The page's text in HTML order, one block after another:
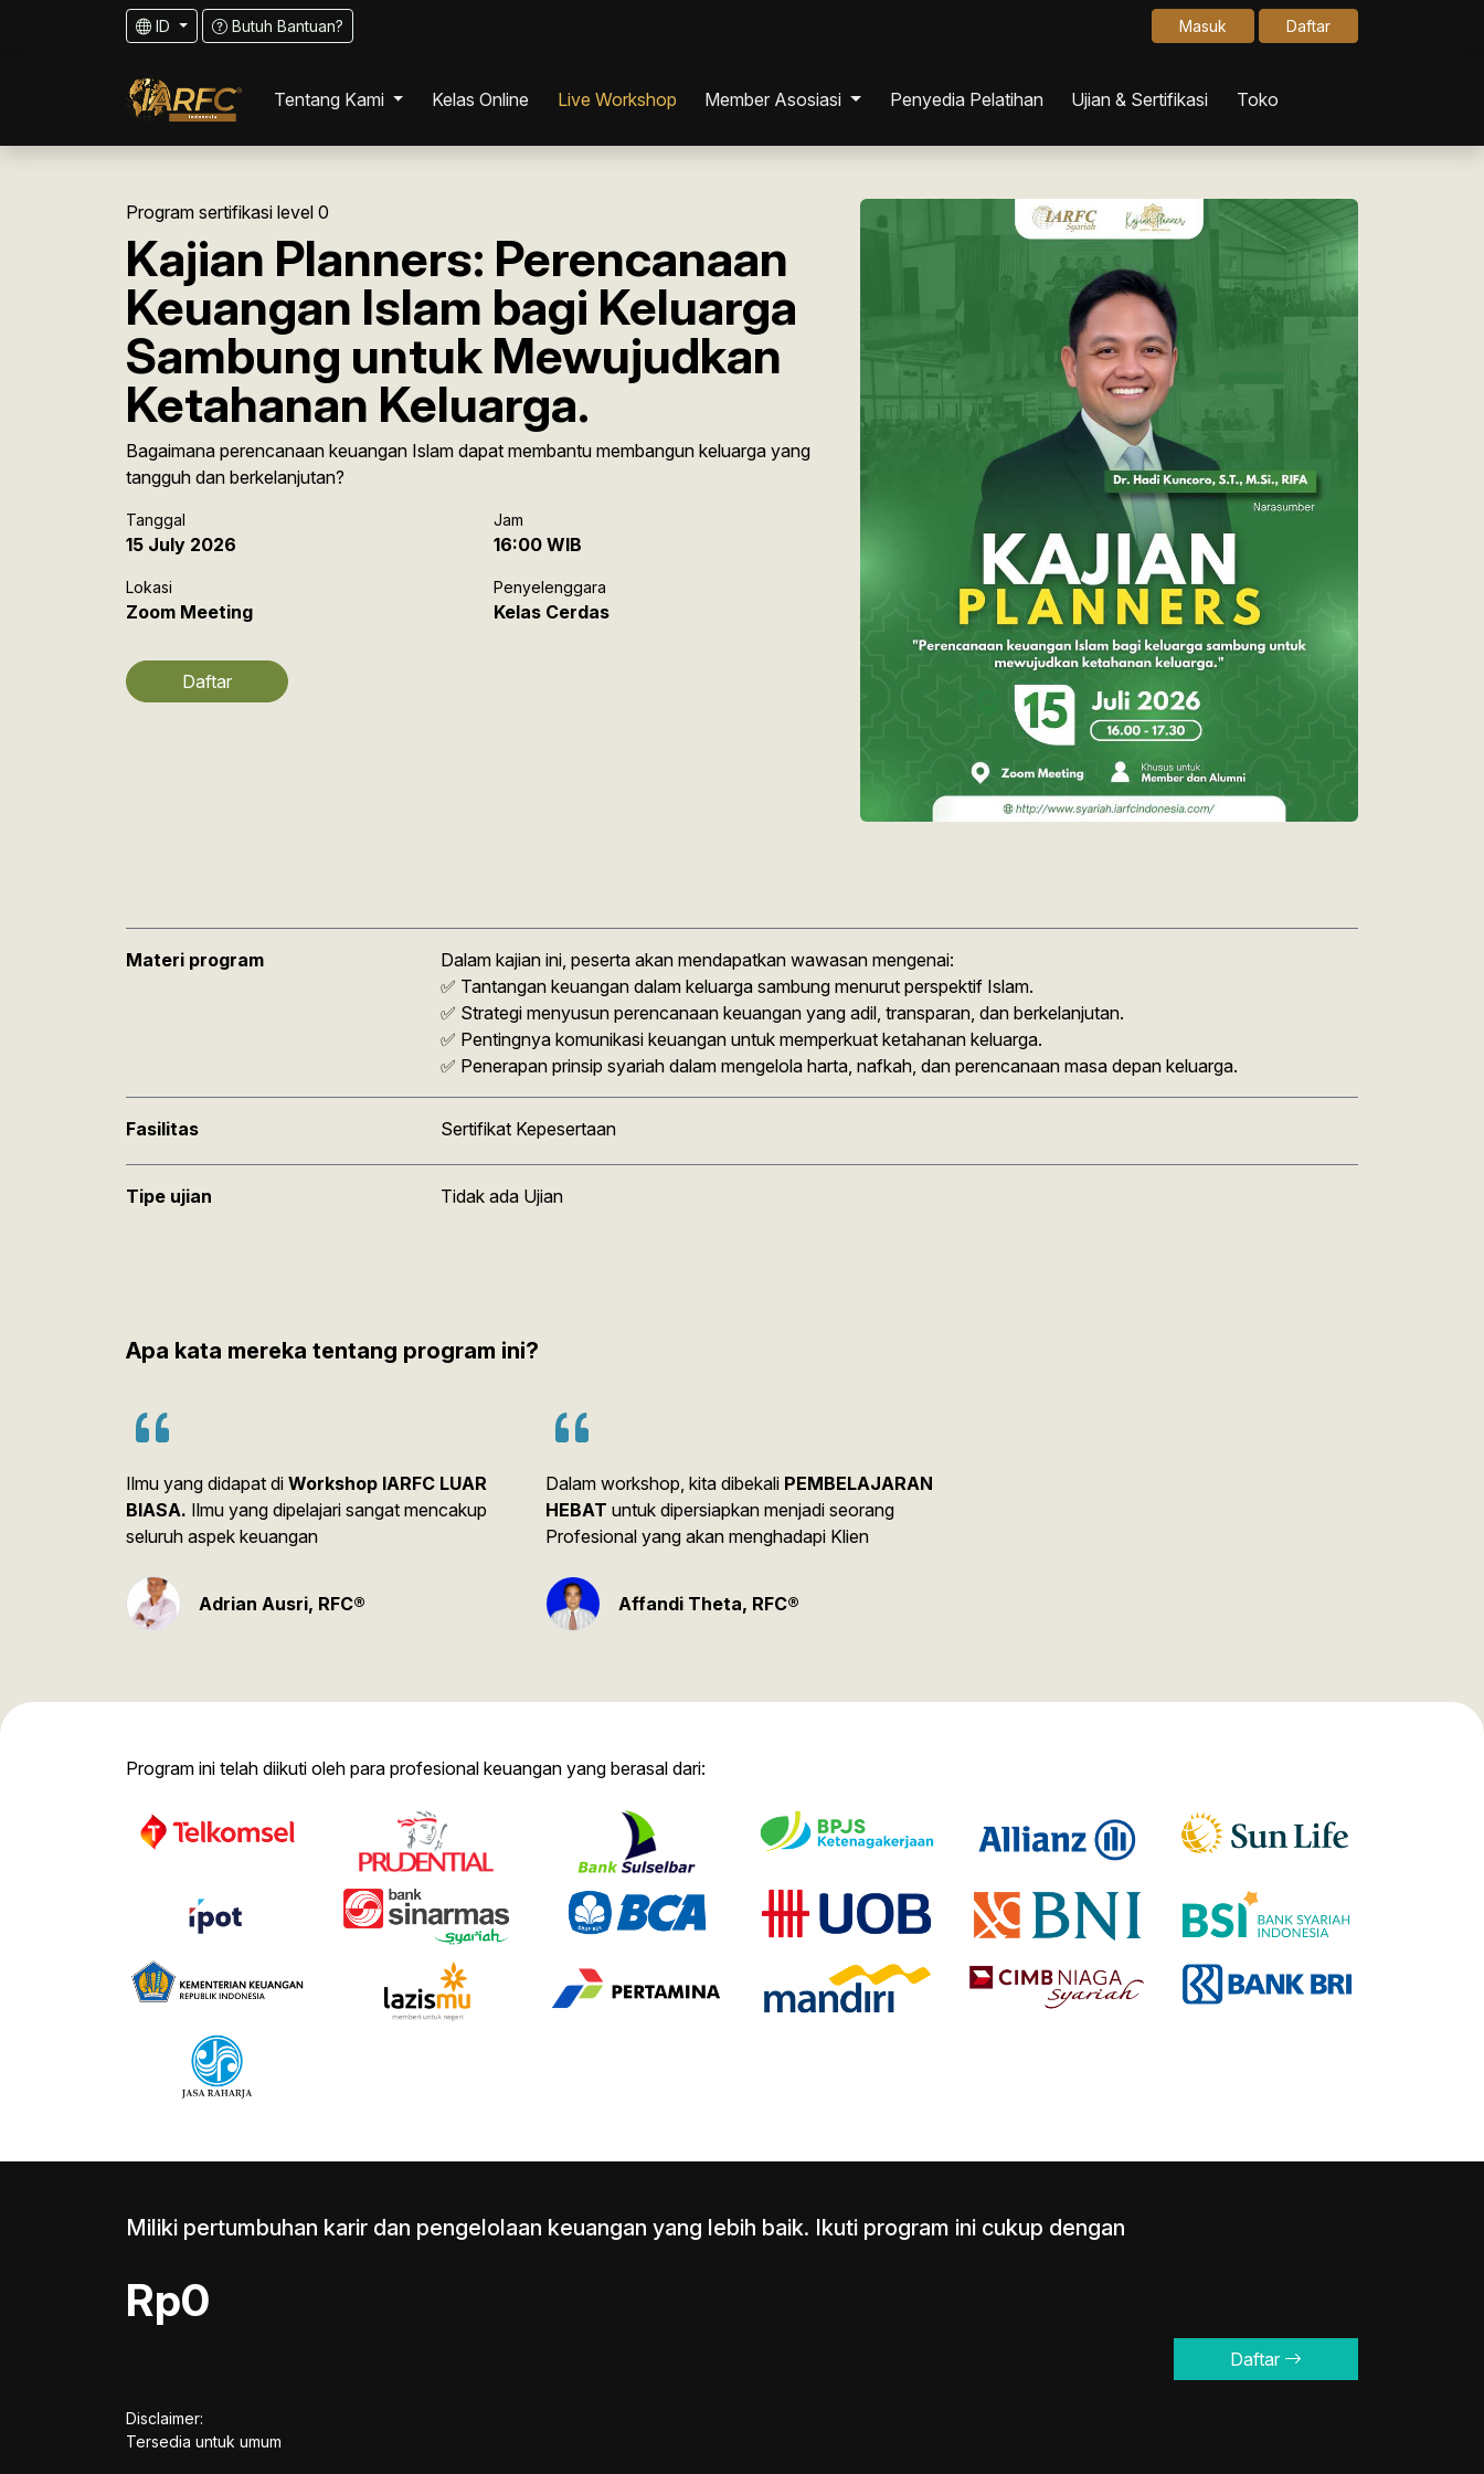
ID Butuh Bantuan? Masuk Daftar
Tentang Kami
Tentang Profesi Perencana
Keuangan
Cara Mengambil Sertifikasi
Pengajar IARFC Indonesia
Pengurus IARFC Indonesia
Kelas Online Live Workshop Member Asosiasi Penyedia Pelatihan Ujian & Sertifikasi Toko
Program sertifikasi level 0
Kajian Planners: Perencanaan
Keuangan Islam bagi Keluarga
Sambung untuk Mewujudkan
Ketahanan Keluarga.
Bagaimana perencanaan keuangan Islam dapat membantu membangun keluarga yang
tangguh dan berkelanjutan?
Tanggal
15 July 2026
Jam
16:00 WIB
Lokasi
Zoom Meeting
Penyelenggara
Kelas Cerdas
Daftar
Materi program
Dalam kajian ini, peserta akan mendapatkan wawasan mengenai:
✅ Tantangan keuangan dalam keluarga sambung menurut perspektif Islam.
✅ Strategi menyusun perencanaan keuangan yang adil, transparan, dan berkelanjutan.
✅ Pentingnya komunikasi keuangan untuk memperkuat ketahanan keluarga.
✅ Penerapan prinsip syariah dalam mengelola harta, nafkah, dan perencanaan masa depan keluarga.
Fasilitas Sertifikat Kepesertaan
Tipe ujian Tidak ada Ujian
Apa kata mereka tentang program ini?
Ilmu yang didapat di Workshop IARFC LUAR
BIASA. Ilmu yang dipelajari sangat mencakup
seluruh aspek keuangan
Adrian Ausri, RFC®
Dalam workshop, kita dibekali PEMBELAJARAN
HEBAT untuk dipersiapkan menjadi seorang
Profesional yang akan menghadapi Klien
Affandi Theta, RFC®
Program ini telah diikuti oleh para profesional keuangan yang berasal dari:
Miliki pertumbuhan karir dan pengelolaan keuangan yang lebih baik. Ikuti program ini cukup dengan
Rp0
Daftar
Disclaimer:
Tersedia untuk umum